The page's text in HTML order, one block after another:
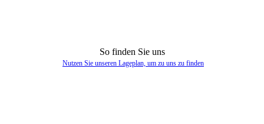
So finden Sie uns
Nutzen Sie unseren La­ge­plan, um zu uns zu finden